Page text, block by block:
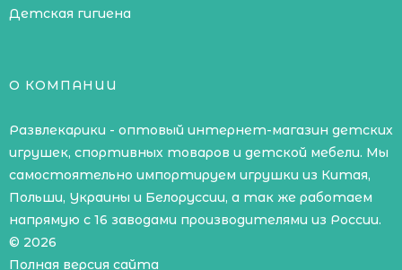
Детская гигиена
О КОМПАНИИ
Развлекарики - оптовый интернет-магазин детских
игрушек, спортивных товаров и детской мебели. Мы
самостоятельно импортируем игрушки из Китая,
Польши, Украины и Белоруссии, а так же работаем
напрямую с 16 заводами производителями из России.
© 2026
Полная версия сайта